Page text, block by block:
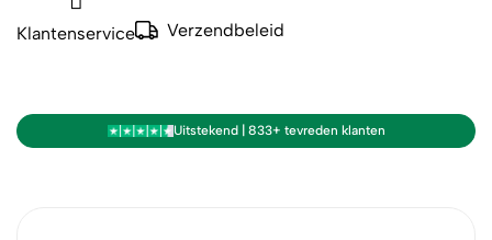
Klantenservice Verzendbeleid
Uitstekend | 833+ tevreden klanten